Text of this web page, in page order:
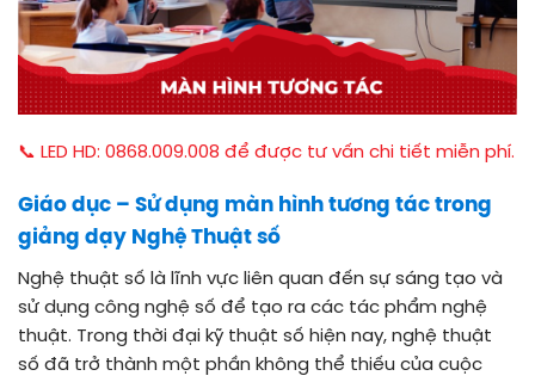
📞 LED HD: 0868.009.008 để được tư vấn chi tiết miễn phí.
Giáo dục – Sử dụng màn hình tương tác trong
giảng dạy Nghệ Thuật số
Nghệ thuật số là lĩnh vực liên quan đến sự sáng tạo và
sử dụng công nghệ số để tạo ra các tác phẩm nghệ
thuật. Trong thời đại kỹ thuật số hiện nay, nghệ thuật
số đã trở thành một phần không thể thiếu của cuộc